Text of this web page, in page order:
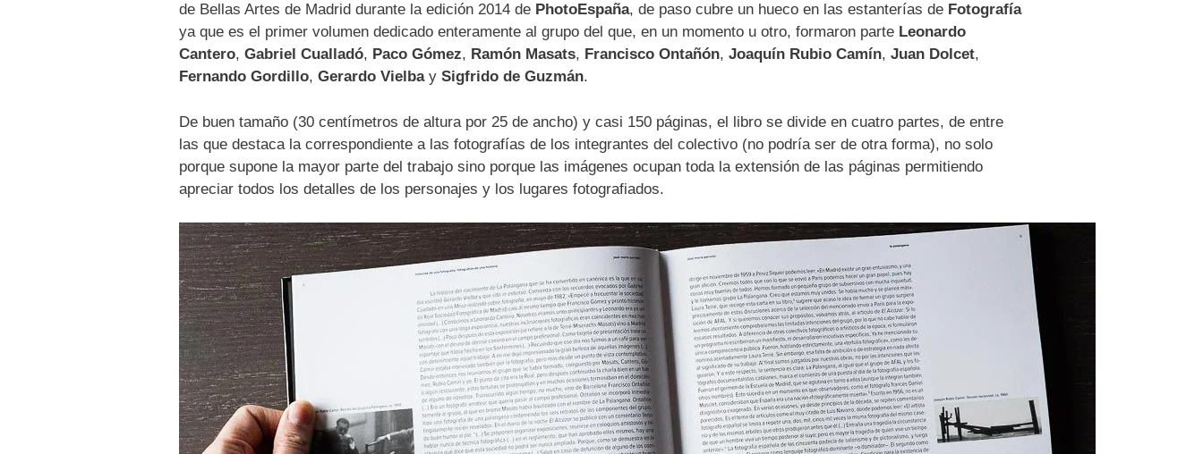
de Bellas Artes de Madrid durante la edición 2014 de PhotoEspaña, de paso cubre un hueco en las estanterías de Fotografía
ya que es el primer volumen dedicado enteramente al grupo del que, en un momento u otro, formaron parte Leonardo
Cantero, Gabriel Cualladó, Paco Gómez, Ramón Masats, Francisco Ontañón, Joaquín Rubio Camín, Juan Dolcet,
Fernando Gordillo, Gerardo Vielbay Sigfrido de Guzmán.
De buen tamaño (30 centímetros de altura por 25 de ancho) y casi 150 páginas, el libro se divide en cuatro partes, de entre
las que destaca la correspondiente a las fotografías de los integrantes del colectivo (no podría ser de otra forma), no solo
porque supone la mayor parte del trabajo sino porque las imágenes ocupan toda la extensión de las páginas permitiendo
apreciar todos los detalles de los personajes y los lugares fotografiados.